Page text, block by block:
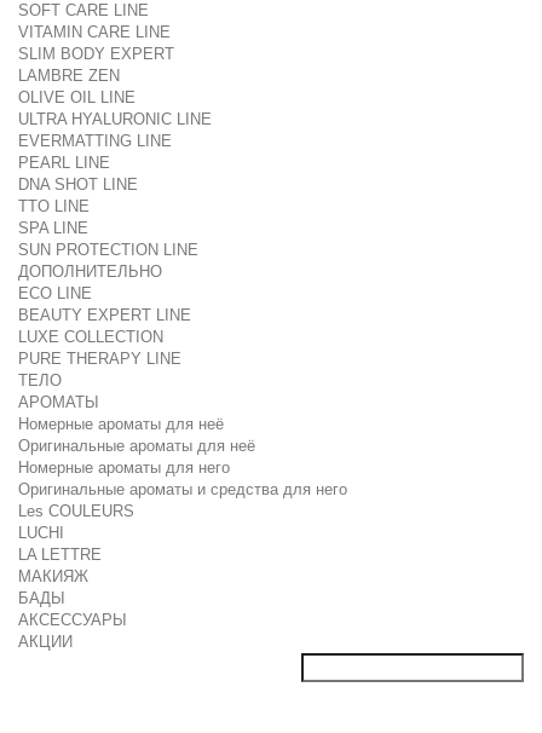
SOFT CARE LINE
VITAMIN CARE LINE
SLIM BODY EXPERT
LAMBRE ZEN
OLIVE OIL LINE
ULTRA HYALURONIC LINE
EVERMATTING LINE
PEARL LINE
DNA SHOT LINE
TTO LINE
SPA LINE
SUN PROTECTION LINE
ДОПОЛНИТЕЛЬНО
ECO LINE
BEAUTY EXPERT LINE
LUXE COLLECTION
PURE THERAPY LINE
ТЕЛО
АРОМАТЫ
Номерные ароматы для неё
Оригинальные ароматы для неё
Номерные ароматы для него
Оригинальные ароматы и средства для него
Les COULEURS
LUCHI
LA LETTRE
МАКИЯЖ
БАДЫ
АКСЕССУАРЫ
АКЦИИ